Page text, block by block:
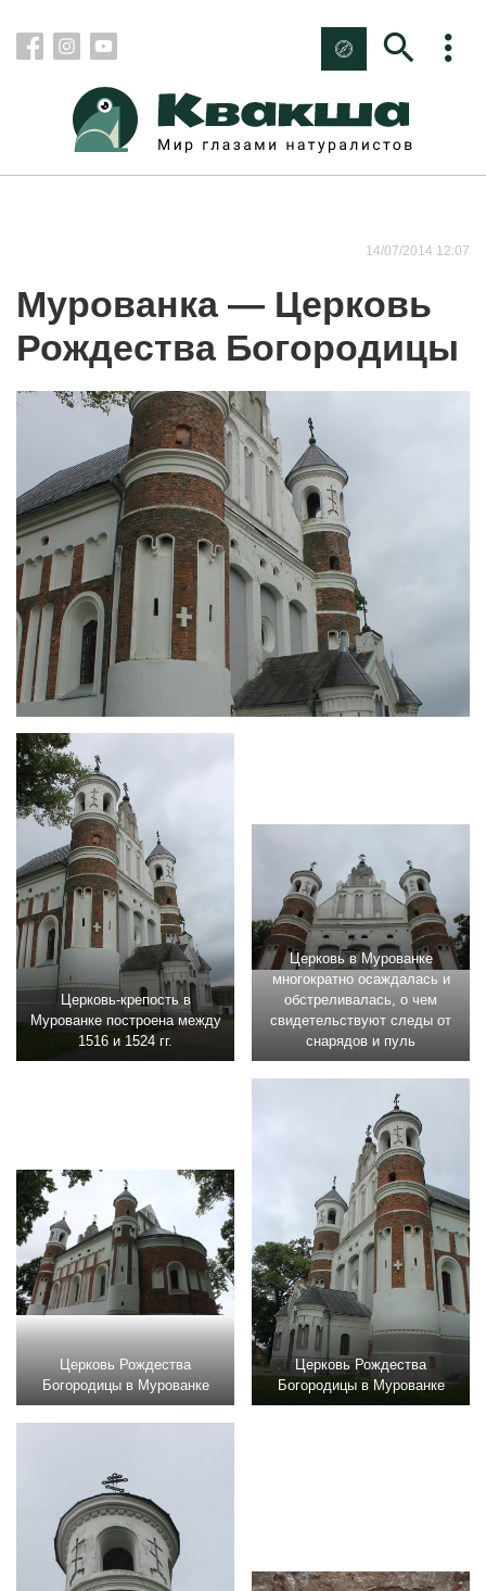
14/07/2014 12:07
Мурованка — Церковь
Рождества Богородицы
Церковь-крепость в
Мурованке построена между
1516 и 1524 гг.
Церковь в Мурованке
многократно осаждалась и
обстреливалась, о чем
свидетельствуют следы от
снарядов и пуль
Церковь Рождества
Богородицы в Мурованке
Церковь Рождества
Богородицы в Мурованке